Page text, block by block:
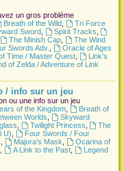
un gros problème
Breath of the Wild,
Tri Force
Sword, Spirit Tracks
The Minish Cap,
The Wind
Swords Adv.
Oracle of Ages
Time / Master Quest,
Link's
of Zelda / Adventure of Link
/ info sur un jeu
ou une info sur un jeu
of the Kingdom,
Breath of
Worlds
Skyward
Twilight Princess
The
U)
Four Swords / Four
Majora's Mask
Ocarina of
A Link to the Past,
Legend